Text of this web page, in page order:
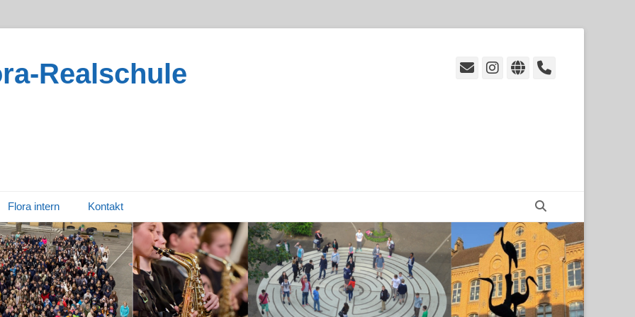
Realschule
E-
Instagram
Website
Handset
Flora intern Kontakt